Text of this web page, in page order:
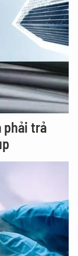
phải trả